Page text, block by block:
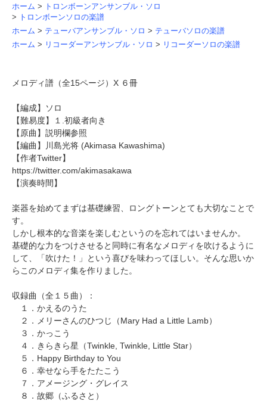
ホーム >
トロンボーンアンサンブル・ソロ
>
トロンボーンソロの楽譜
ホーム > テューバアンサンブル・ソロ > テューバソロの楽譜
ホーム > リコーダーアンサンブル・ソロ > リコーダーソロの楽譜
メロディ譜（全15ページ）X ６冊
【編成】ソロ
【難易度】１.初級者向き
【原曲】説明欄参照
【編曲】
川島光将 (Akimasa Kawashima)
【作者Twitter】
https://twitter.com/akimasakawa
【演奏時間】
楽器を始めてまずは基礎練習、ロングトーンとても大切なことで
す。
しかし根本的な音楽を楽しむというのを忘れてはいませんか。
基礎的な力をつけさせると同時に有名なメロディを吹けるように
して、「吹けた！」という喜びを味わってほしい。そんな思いか
らこのメロディ集を作りました。
収録曲（全１５曲）：
１．かえるのうた
２．
メリーさんのひつじ（Mary Had a Little Lamb）
３．かっこう
４． きらきら星（Twinkle, Twinkle, Little Star）
５． Happy Birthday to You
６．幸せなら手をたたこう
７． アメージング・グレイス
８． 故郷（ふるさと）